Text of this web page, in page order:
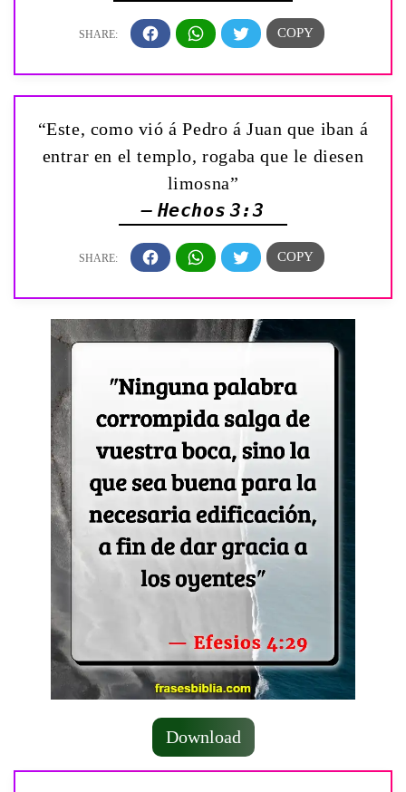
“Este, como vió á Pedro á Juan que iban á
entrar en el templo, rogaba que le diesen
limosna”
— Hechos 3:3
Download